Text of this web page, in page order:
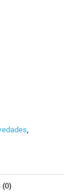
,
(0)